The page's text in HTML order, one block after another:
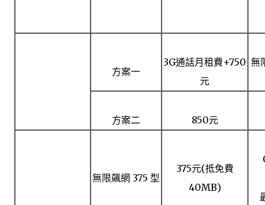
方案一
3G通話月租費+750
元
無
方案二 850元
無限飆網 375 型
375元(抵免費
40MB)